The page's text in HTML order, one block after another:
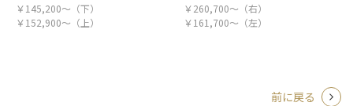
￥145,200～（下）
￥152,900～（上）
￥260,700～（右）
￥161,700～（左）
前に戻る